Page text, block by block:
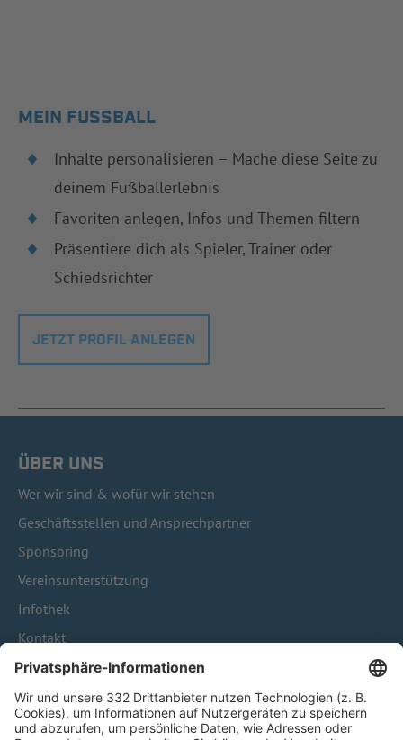
MEIN FUSSBALL
Inhalte personalisieren – Mache diese Seite zu
deinem Fußballerlebnis
Favoriten anlegen, Infos und Themen filtern
Präsentiere dich als Spieler, Trainer oder
Schiedsrichter
JETZT PROFIL ANLEGEN
ÜBER UNS
Wer wir sind & wofür wir stehen
Geschäftsstellen und Ansprechpartner
Sponsoring
Vereinsunterstützung
Infothek
Kontakt
HÄUFIG BESUCHTE SEITEN
Pässe und Vereinswechsel